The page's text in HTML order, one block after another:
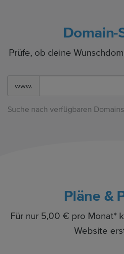
Domain-
Prüfe, ob deine
www.
Suche nach verfügbaren Domains
Pläne &
Für nur 5,00 € pro Monat*
Website